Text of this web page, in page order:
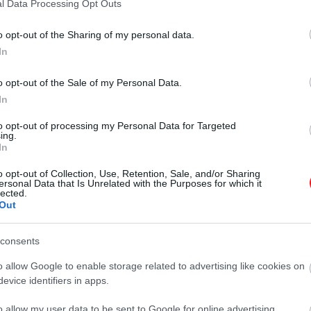
Data Processing Opt Outs
opt-out of the Sharing of my personal data.
opt-out of the Sale of my Personal Data.
opt-out of processing my Personal Data for Targeted
opt-out of Collection, Use, Retention, Sale, and/or Sharing
Data that Is Unrelated with the Purposes for which it
allow Google to enable storage related to advertising like cookies on
identifiers in apps.
allow my user data to be sent to Google for online advertising
legismertebb magashegyi
erdőtűz után zártak le. A
2026. ÁPRILIS 14. ● HAMU ÉS GYÉMÁNT
után újra járható
HAMU ÉS GYÉMÁNT